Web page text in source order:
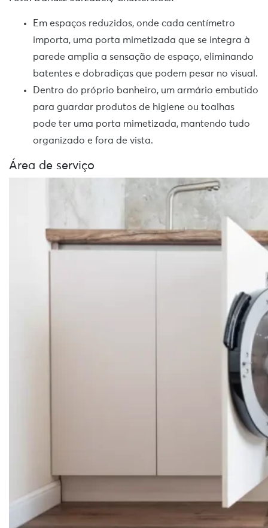
Em espaços reduzidos, onde cada centímetro
importa, uma porta mimetizada que se integra à
parede amplia a sensação de espaço, eliminando
batentes e dobradiças que podem pesar no visual.
Dentro do próprio banheiro, um armário embutido
para guardar produtos de higiene ou toalhas
pode ter uma porta mimetizada, mantendo tudo
organizado e fora de vista.
Área de serviço